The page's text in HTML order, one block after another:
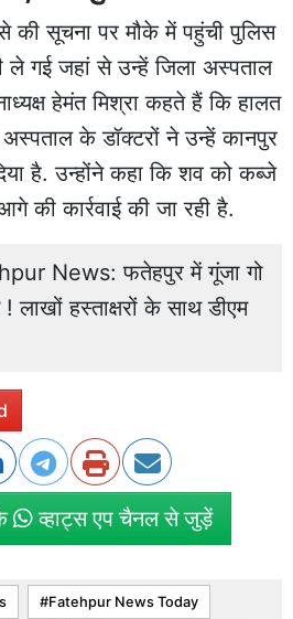
की सूचना पर मौके में पहुंची पुलिस
ले गई जहां से उन्हें जिला अस्पताल
हेमंत मिश्रा कहते हैं कि हालत
के डॉक्टरों ने उन्हें कानपुर
है. उन्होंने कहा कि शव को कब्जे
की कार्रवाई की जा रही है.
News: फतेहपुर में गूंजा गो
लाखों हस्ताक्षरों के साथ डीएम
व्हाट्स एप चैनल से जुड़ें
Fatehpur News Today